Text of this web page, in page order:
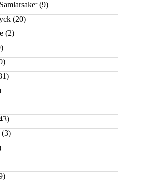
(9)
(20)
(2)
(3)